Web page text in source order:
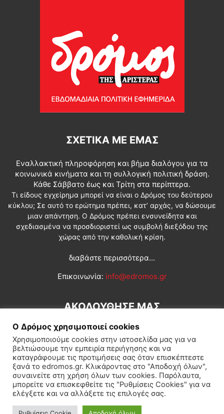
ΣΧΕΤΙΚΆ ΜΕ ΕΜΆΣ
Εναλλακτική πληροφόρηση και βήμα διαλόγου για τα
κοινωνικά κινήματα και τη συλλογική πολιτική δράση.
Κάθε Σάββατο έως και Τρίτη στα περίπτερα.
Τι είδους εγχείρημα μπορεί να είναι ο Δρόμος του δεύτερου
κύκλου; Σε αυτό το ερώτημα πρέπει, κατ’ αρχάς, να δώσουμε
μιαν απάντηση. Ο Δρόμος πρέπει ενσυνείδητα και
σχεδιασμένα να προσδιοριστεί ως συμβολή διεξόδου της
χώρας από την καθολική κρίση.
διαβάστε περισσότερα...
Επικοινωνία: info@edromos.gr
ΑΚΟΛΟΥΘΗΣΕ ΜΑΣ
Εγγραφή συνδρομητή Πολιτική Διεθνή Κοινωνία
Πολιτισμός Αφιερώματα
Ο Δρόμος χρησιμοποιεί cookies
Χρησιμοποιούμε cookies στην ιστοσελίδα μας για να
βελτιώσουμε την εμπειρία περιήγησης και να
καταγράφουμε τις προτιμήσεις σας όταν επισκέπτεστε
ξανά το edromos.gr. Κλικάροντας στο "Αποδοχή όλων",
συναινείτε στη χρήση όλων των cookies. Παρόλαυτα,
μπορείτε να επισκεφθείτε τις "Ρυθμίσεις Cookies" για να
ελέγξετε και να αλλάξετε τις επιλογές σας.